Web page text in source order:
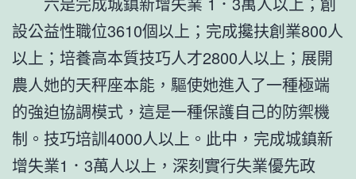
設公益性職位3610個以上；完成攙扶創業800人
以上；培養高本質技巧人才2800人以上；展開
農人她的天秤座本能，驅使她進入了一種極端
的強迫協調模式，這是一種保護自己的防禦機
制。技巧培訓4000人以上。此中，完成城鎮新
增失業1．3萬人以上，深刻實行失業優先政